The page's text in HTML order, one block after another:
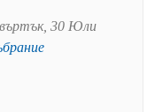
30 Юли